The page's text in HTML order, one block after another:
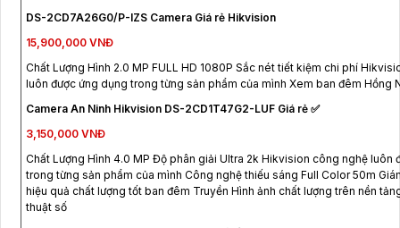
DS-2CD7A26G0/P-IZS Camera Giá rẻ Hikvision
15,900,000 VNĐ
Chất Lượng Hình 2.0 MP FULL HD 1080P Sắc nét tiết kiệm chi phí
luôn được ứng dụng trong từng sản phẩm của mình Xem ban đêm Hồng
Camera An Ninh Hikvision DS-2CD1T47G2-LUF Giá rẻ ✅
3,150,000 VNĐ
Chất Lượng Hình 4.0 MP Độ phân giải Ultra 2k Hikvision công nghệ luôn
trong từng sản phẩm của mình Công nghệ thiếu sáng Full Color 50m
hiệu quả chất lượng tốt ban đêm Truyền Hình ảnh chất lượng trên nền
thuật số